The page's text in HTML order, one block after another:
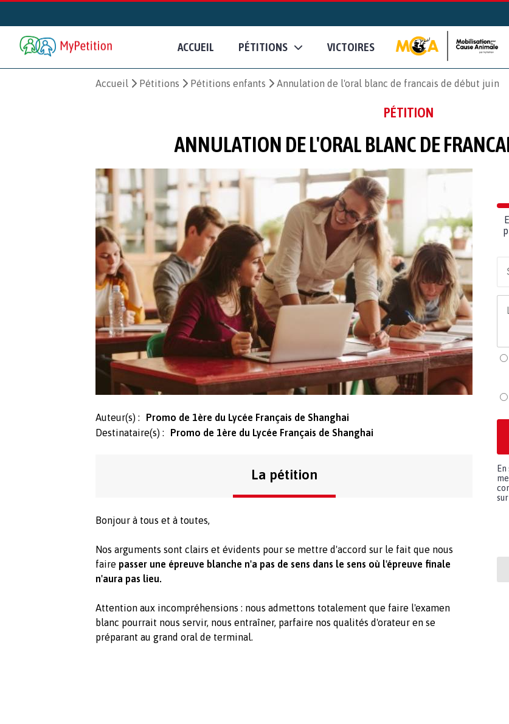
ACCUEIL PÉTITIONS VICTOIRES
Accueil Pétitions Pétitions enfants Annulation de l'oral blanc de francais de début juin
PÉTITION
ANNULATION DE L'ORAL BLANC DE
Auteur(s) :
Promo de 1ère du Lycée Français de Shanghai
Destinataire(s) :
Promo de 1ère du Lycée Français de Shanghai
La pétition
Bonjour à tous et à toutes,
Nos arguments sont clairs et évidents pour se mettre d'accord sur le fait que nous
faire passer une épreuve blanche n'a pas de sens dans le sens où l'épreuve finale
n'aura pas lieu.
Attention aux incompréhensions : nous admettons totalement que faire l'examen
blanc pourrait nous servir, nous entraîner, parfaire nos qualités d'orateur en se
préparant au grand oral de terminal.